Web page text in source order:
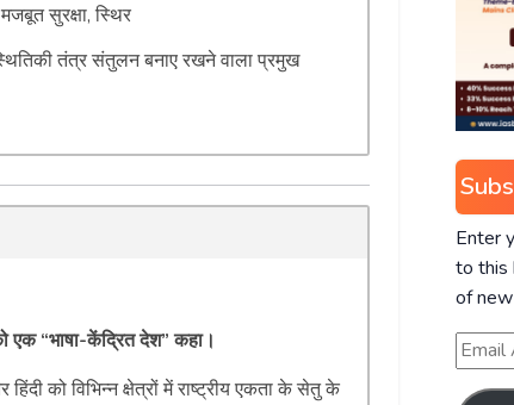
सुरक्षा, स्थिर
तंत्र संतुलन बनाए रखने वाला प्रमुख
एक “भाषा-केंद्रित देश” कहा।
को विभिन्न क्षेत्रों में राष्ट्रीय एकता के सेतु के
Enter
to this
of